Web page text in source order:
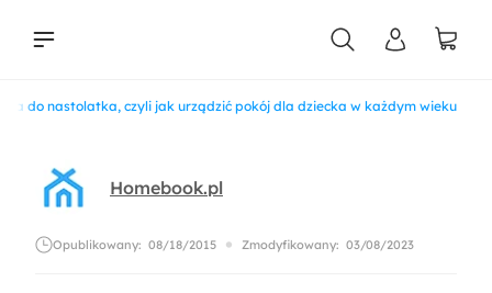
do nastolatka, czyli jak urządzić pokój dla dziecka w każdym wieku
Homebook.pl
Opublikowany: 08/18/2015 Zmodyfikowany: 03/08/2023